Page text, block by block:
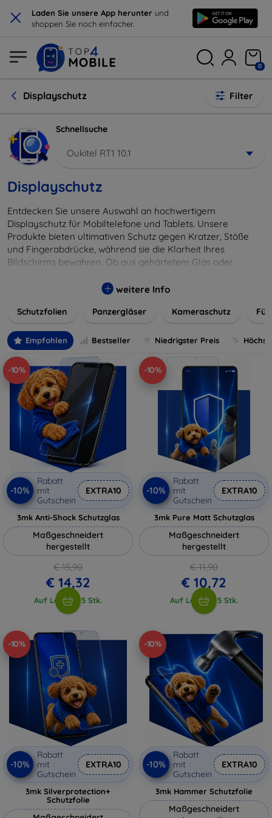
× Laden Sie unsere App herunter und
shoppen Sie noch einfacher.
0
Displayschutz Filter
Schnellsuche
Oukitel RT1 10.1
Displayschutz
Entdecken Sie unsere Auswahl an hochwertigem
Displayschutz für Mobiltelefone und Tablets. Unsere
Produkte bieten ultimativen Schutz gegen Kratzer, Stöße
und Fingerabdrücke, während sie die Klarheit Ihres
Bildschirms bewahren. Ob aus gehärtetem Glas oder
installieren und passgenau für jedes Gerät, um eine
wertvolles Gerät mit unseren langlebigen und zuverlässigen
digitales Erlebnis.
weitere Info
Schutzfolien Panzergläser Kameraschutz
Empfohlen Bestseller Niedrigster Preis
-10%
-10%
Rabatt
mit
Gutschein
EXTRA10
3mk Anti-Shock Schutzglas
Maßgeschneidert
hergestellt
€ 15,90
€ 14,32
Auf Lager > 5 Stk.
-10%
-10%
Rabatt
mit
Gutschein
EXTRA10
3mk Pure Matt Schutzglas
Maßgeschneidert
hergestellt
€ 11,90
€ 10,72
Auf Lager > 5 Stk.
-10%
-10%
Rabatt
mit
Gutschein
EXTRA10
3mk Silverprotection+
Schutzfolie
-10%
-10%
Rabatt
mit
Gutschein
EXTRA10
3mk Hammer Schutzfolie
Maßgeschneidert